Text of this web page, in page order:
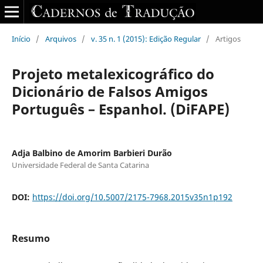
Início / Arquivos / v. 35 n. 1 (2015): Edição Regular / Artigos
Projeto metalexicográfico do
Dicionário de Falsos Amigos
Português – Espanhol. (DiFAPE)
Adja Balbino de Amorim Barbieri Durão
Universidade Federal de Santa Catarina
DOI: https://doi.org/10.5007/2175-7968.2015v35n1p192
Resumo